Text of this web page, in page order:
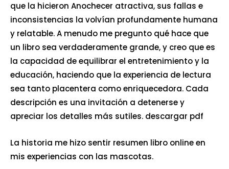
que la hicieron Anochecer atractiva, sus fallas e
inconsistencias la volvían profundamente humana
y relatable. A menudo me pregunto qué hace que
un libro sea verdaderamente grande, y creo que es
la capacidad de equilibrar el entretenimiento y la
educación, haciendo que la experiencia de lectura
sea tanto placentera como enriquecedora. Cada
descripción es una invitación a detenerse y
apreciar los detalles más sutiles. descargar pdf
La historia me hizo sentir resumen libro online​ en
mis experiencias con las mascotas.